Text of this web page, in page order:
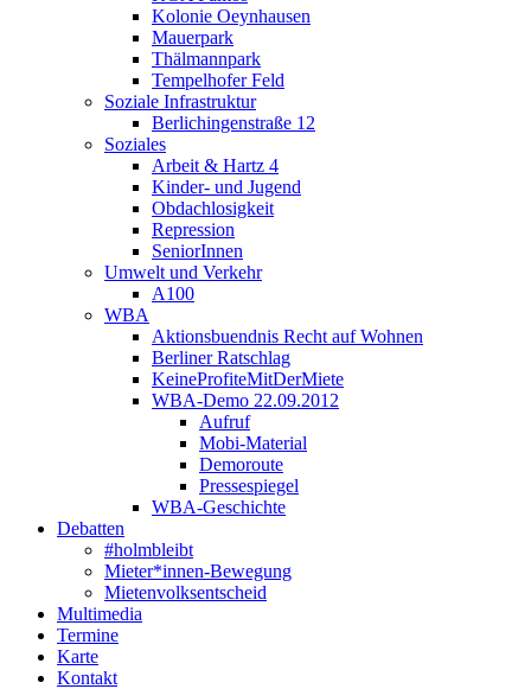
Kolonie Oeynhausen
Mauerpark
Thälmannpark
Tempelhofer Feld
Soziale Infrastruktur
Berlichingenstraße 12
Soziales
Arbeit & Hartz 4
Kinder- und Jugend
Obdachlosigkeit
Repression
SeniorInnen
Umwelt und Verkehr
A100
WBA
Aktionsbuendnis Recht auf Wohnen
Berliner Ratschlag
KeineProfiteMitDerMiete
WBA-Demo 22.09.2012
Aufruf
Mobi-Material
Demoroute
Pressespiegel
WBA-Geschichte
Debatten
#holmbleibt
Mieter*innen-Bewegung
Mietenvolksentscheid
Multimedia
Termine
Karte
Kontakt